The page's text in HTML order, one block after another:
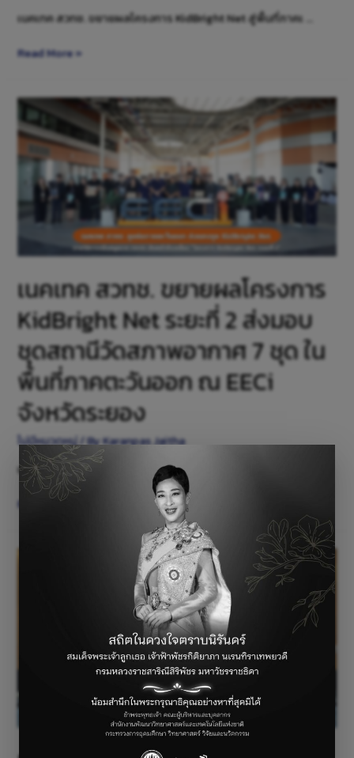
เนคเทค สวทช. ขยายผลโครงการ KidBright Net สู่พื้นที่ภาคเ …
Read More »
เนคเทค สวทช. ขยายผลโครงการ
KidBright Net ระยะที่ 2 ส่งมอบ
ชุดสถานีวัดสภาพอากาศ 7 ชุด ใน
พื้นที่ภาคตะวันออก ณ EECi
จังหวัดระยอง
ไม่มีหมวดหมู่/ ByKaranpas Jaitha
เมื่อวันที่ 10-11 มกราคม 2569 ศูนย์เทคโนโลยีอิเล็กทรอนิ …
Read More »